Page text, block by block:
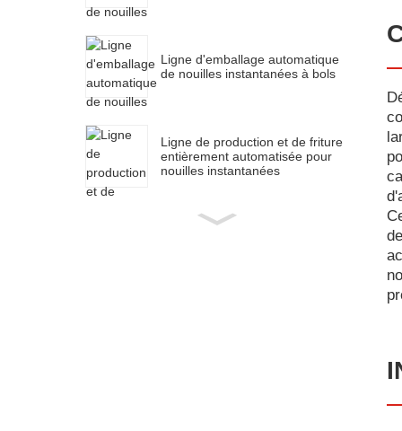
Ligne d'emballage automatique
de nouilles instantanées à bols
Ligne de production et de friture
entièrement automatisée pour
nouilles instantanées